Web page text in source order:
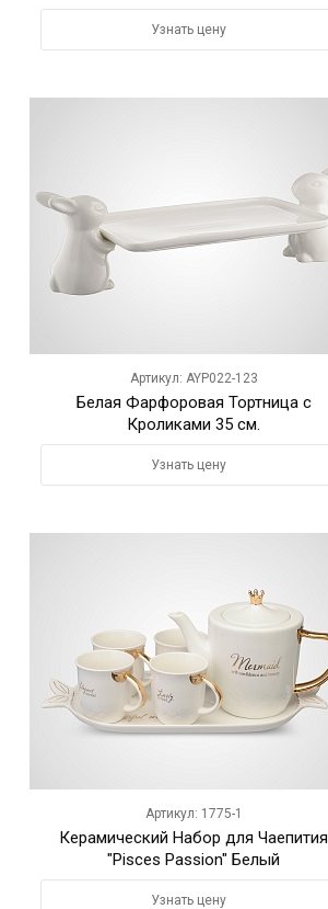
Узнать цену
Артикул: AYP022-123
Белая Фарфоровая Тортница с
Кроликами 35 см.
Узнать цену
Артикул: 1775-1
Керамический Набор для Чаепития
"Pisces Passion" Белый
Узнать цену